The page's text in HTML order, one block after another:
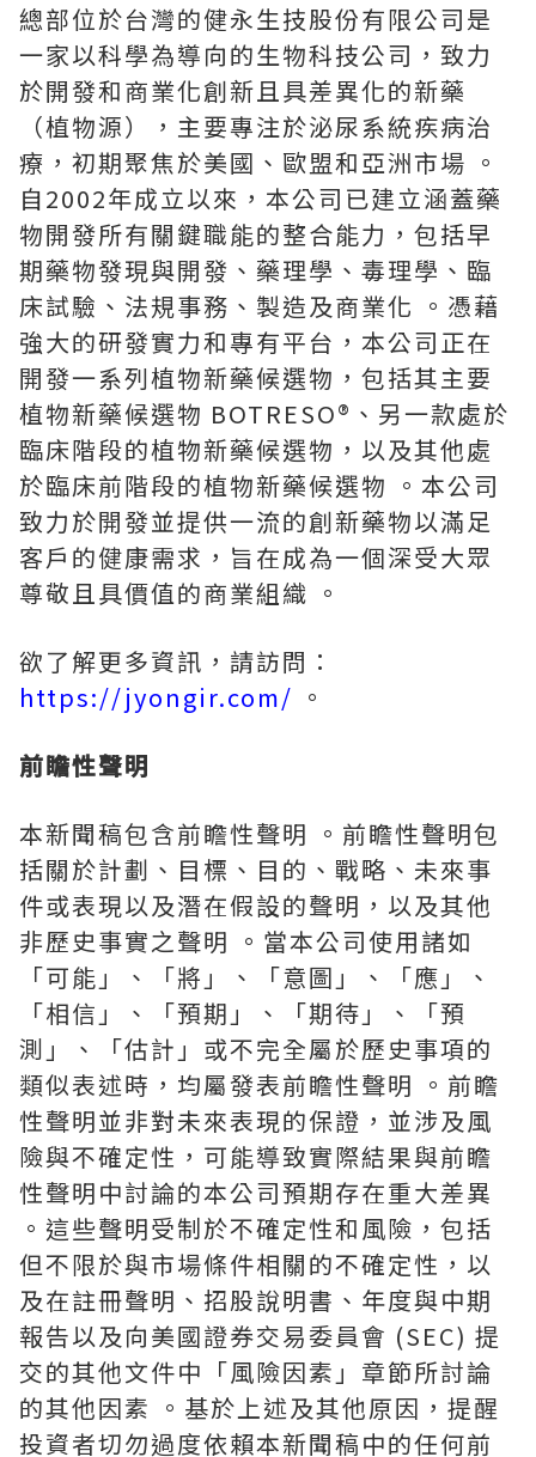
總部位於台灣的健永生技股份有限公司是
一家以科學為導向的生物科技公司，致力
於開發和商業化創新且具差異化的新藥
（植物源），主要專注於泌尿系統疾病治
療，初期聚焦於美國、歐盟和亞洲市場 。
自2002年成立以來，本公司已建立涵蓋藥
物開發所有關鍵職能的整合能力，包括早
期藥物發現與開發、藥理學、毒理學、臨
床試驗、法規事務、製造及商業化 。憑藉
強大的研發實力和專有平台，本公司正在
開發一系列植物新藥候選物，包括其主要
植物新藥候選物 BOTRESO®、另一款處於
臨床階段的植物新藥候選物，以及其他處
於臨床前階段的植物新藥候選物 。本公司
致力於開發並提供一流的創新藥物以滿足
客戶的健康需求，旨在成為一個深受大眾
尊敬且具價值的商業組織 。
欲了解更多資訊，請訪問：
https://jyongir.com/ 。
前瞻性聲明
本新聞稿包含前瞻性聲明 。前瞻性聲明包
括關於計劃、目標、目的、戰略、未來事
件或表現以及潛在假設的聲明，以及其他
非歷史事實之聲明 。當本公司使用諸如
「可能」、「將」、「意圖」、「應」、
「相信」、「預期」、「期待」、「預
測」、「估計」或不完全屬於歷史事項的
類似表述時，均屬發表前瞻性聲明 。前瞻
性聲明並非對未來表現的保證，並涉及風
險與不確定性，可能導致實際結果與前瞻
性聲明中討論的本公司預期存在重大差異
。這些聲明受制於不確定性和風險，包括
但不限於與市場條件相關的不確定性，以
及在註冊聲明、招股說明書、年度與中期
報告以及向美國證券交易委員會 (SEC) 提
交的其他文件中「風險因素」章節所討論
的其他因素 。基於上述及其他原因，提醒
投資者切勿過度依賴本新聞稿中的任何前